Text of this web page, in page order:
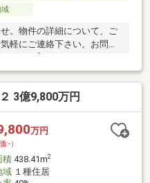
域
。物件の詳細について、ご
軽にご連絡下さい。お問い
3億9,800万円
万円
:-）
積438.41m2
域１種住居